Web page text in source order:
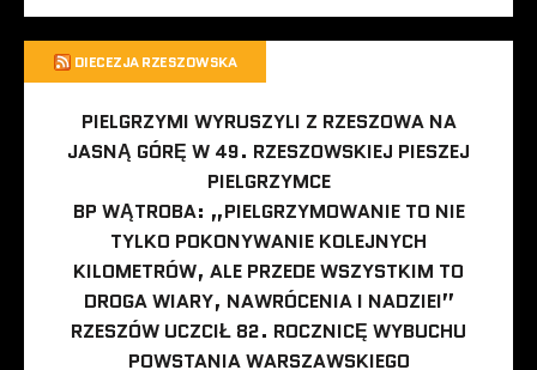
DIECEZJA RZESZOWSKA
PIELGRZYMI WYRUSZYLI Z RZESZOWA NA
JASNĄ GÓRĘ W 49. RZESZOWSKIEJ PIESZEJ
PIELGRZYMCE
BP WĄTROBA: „PIELGRZYMOWANIE TO NIE
TYLKO POKONYWANIE KOLEJNYCH
KILOMETRÓW, ALE PRZEDE WSZYSTKIM TO
DROGA WIARY, NAWRÓCENIA I NADZIEI”
RZESZÓW UCZCIŁ 82. ROCZNICĘ WYBUCHU
POWSTANIA WARSZAWSKIEGO